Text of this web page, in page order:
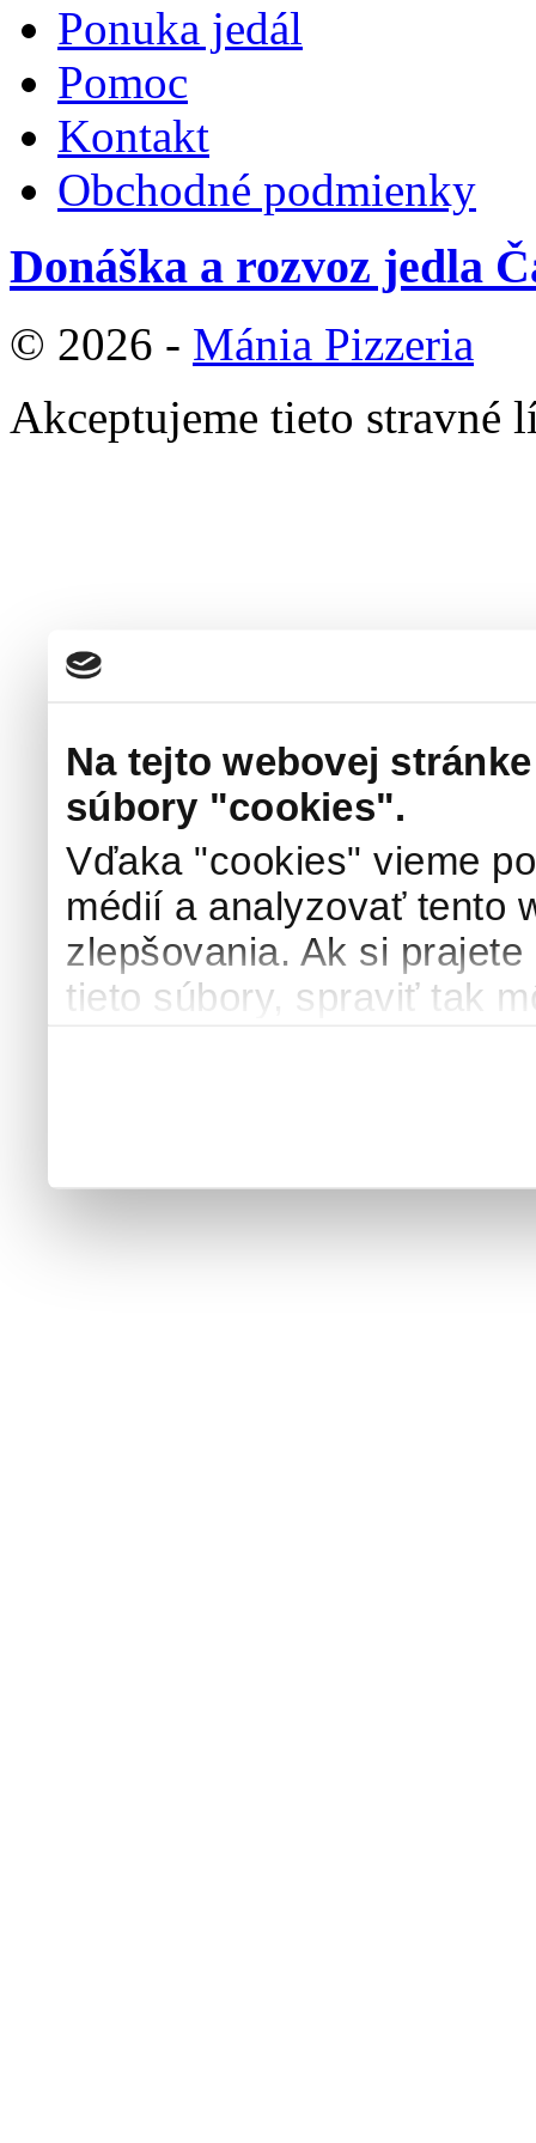
Na tejto webovej
súbory "cookies".
Vďaka "cookies" vieme
médií a analyzovať tento
zlepšovania. Ak si
tieto súbory, spraviť tak
Ponuka jedál
Pomoc
Kontakt
Obchodné podmienky
Donáška a rozvoz jedla
© 2026 - Mánia Pizzeria
Akceptujeme tieto stravné